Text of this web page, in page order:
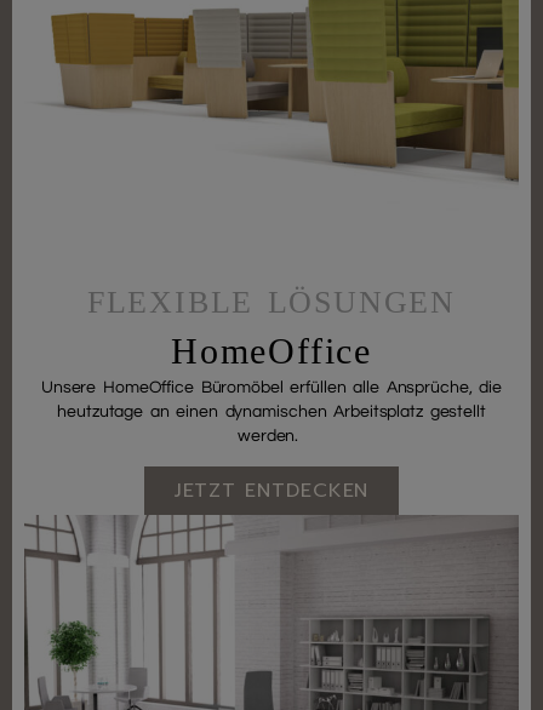
FLEXIBLE LÖSUNGEN
HomeOffice
Unsere HomeOffice Büromöbel erfüllen alle Ansprüche, die
heutzutage an einen dynamischen Arbeitsplatz gestellt
werden.
JETZT ENTDECKEN